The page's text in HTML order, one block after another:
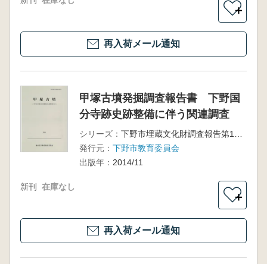
＋
再入荷メール通知
甲塚古墳発掘調査報告書 下野国
分寺跡史跡整備に伴う関連調査
シリーズ：
発行元： 下野市教育委員会
出版年： 2014/11
新刊 在庫なし
＋
再入荷メール通知